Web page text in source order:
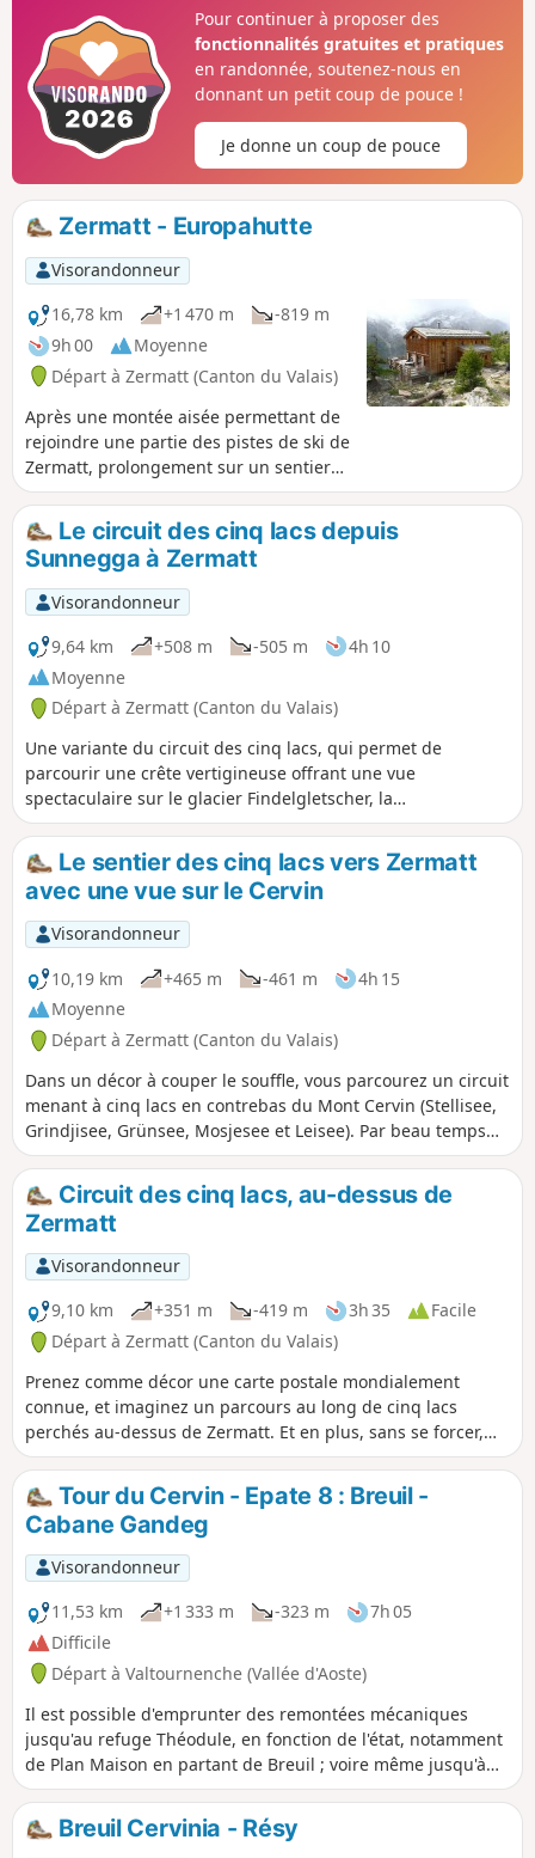
ruptures de pentes très accentuées.
L'arrivée par les hameaux de Fury et
Blanchard est un véritable soulagement
après 10 jours de randonnée.
Pour continuer à proposer des
fonctionnalités gratuites et pratiques
en randonnée, soutenez-nous en
donnant un petit coup de pouce !
Je donne un coup de pouce
Zermatt - Europahutte
Visorandonneur
16,78 km
+1 470 m
-819 m
9h 00
Moyenne
Départ à Zermatt (Canton du Valais)
Après une montée aisée permettant de
rejoindre une partie des pistes de ski de
Zermatt, prolongement sur un sentier
en balcon ascendant-descendant
desservant la célèbre cabane
d'Europahutte. Attention : La passerelle
himalayenne précédant Europahutte est
actuellement hors service. Il faut
descendre dans le vallon de Randa par
le 2ème sentier mentionné bleu sur la
carte avant de remonter à la cabane
(compter environ 2h supplémentaires).
Le circuit des cinq lacs depuis
Sunnegga à Zermatt
Visorandonneur
9,64 km
+508 m -505 m
4h 10
Moyenne
Départ à Zermatt (Canton du Valais)
Une variante du circuit des cinq lacs, qui permet de
parcourir une crête vertigineuse offrant une vue
spectaculaire sur le glacier Findelgletscher, la
Schwarzberghorn (3610m) et la Cima di Jazzi (3793m). Les
lacs sont tous différents et offrent systématiquement une
vue imprenable sur le Mont Cervin (Matterhorn).
Le sentier des cinq lacs vers Zermatt
avec une vue sur le Cervin
Visorandonneur
10,19 km
+465 m -461 m
4h 15
Moyenne
Départ à Zermatt (Canton du Valais)
Dans un décor à couper le souffle, vous parcourez un circuit
menant à cinq lacs en contrebas du Mont Cervin (Stellisee,
Grindjisee, Grünsee, Mosjesee et Leisee). Par beau temps
en période estivale, vous pourrez vous baigner dans les lacs
de Grünsee et Leisee.
Circuit des cinq lacs, au-dessus de
Zermatt
Visorandonneur
9,10 km
+351 m -419 m 3h 35
Facile
Départ à Zermatt (Canton du Valais)
Prenez comme décor une carte postale mondialement
connue, et imaginez un parcours au long de cinq lacs
perchés au-dessus de Zermatt. Et en plus, sans se forcer,
car on y monte en funiculaire, et on en descend en train. La
seule douloureuse, c'est le coût des transports !
Tour du Cervin - Epate 8 : Breuil -
Cabane Gandeg
Visorandonneur
11,53 km
+1 333 m -323 m
7h 05
Difficile
Départ à Valtournenche (Vallée d'Aoste)
Il est possible d'emprunter des remontées mécaniques
jusqu'au refuge Théodule, en fonction de l'état, notamment
de Plan Maison en partant de Breuil ; voire même jusqu'à
Fornet, pour se rapprocher encore davantage
Breuil Cervinia - Résy